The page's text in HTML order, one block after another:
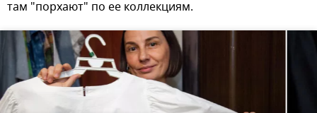
там "порхают" по ее коллекциям.